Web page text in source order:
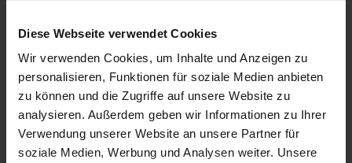
Diese Webseite verwendet Cookies
Wir verwenden Cookies, um Inhalte und Anzeigen zu
personalisieren, Funktionen für soziale Medien anbieten
zu können und die Zugriffe auf unsere Website zu
analysieren. Außerdem geben wir Informationen zu Ihrer
Verwendung unserer Website an unsere Partner für
soziale Medien, Werbung und Analysen weiter. Unsere
14 €/qm
KURZFRISTIGE ENTWICKLUNG
2,56%